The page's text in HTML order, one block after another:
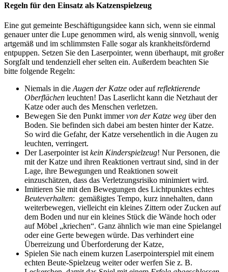
Regeln für den Einsatz als Katzenspielzeug
Eine gut gemeinte Beschäftigungsidee kann sich, wenn sie einmal
genauer unter die Lupe genommen wird, als wenig sinnvoll, wenig
artgemäß und im schlimmsten Falle sogar als krankheitsfördernd
entpuppen. Setzen Sie den Laserpointer, wenn überhaupt, mit großer
Sorgfalt und tendenziell eher selten ein. Außerdem beachten Sie
bitte folgende Regeln:
Niemals in die Augen der Katze oder aufreflektierende
Oberflächen leuchten! Das Laserlicht kann die Netzhaut der
Katze oder auch des Menschen verletzen.
Bewegen Sie den Punkt immervon der Katze weg über den
Boden. Sie befinden sich dabei am besten hinter der Katze.
So wird die Gefahr, der Katze versehentlich in die Augen zu
leuchten, verringert.
Der Laserpointer ist kein Kinderspielzeug! Nur Personen, die
mit der Katze und ihren Reaktionen vertraut sind, sind in der
Lage, ihre Bewegungen und Reaktionen soweit
einzuschätzen, dass das Verletzungsrisiko minimiert wird.
Imitieren Sie mit den Bewegungen des Lichtpunktes echtes
Beuteverhalten: gemäßigtes Tempo, kurz innehalten, dann
weiterbewegen, vielleicht ein kleines Zittern oder Zucken auf
dem Boden und nur ein kleines Stück die Wände hoch oder
auf Möbel „kriechen“. Ganz ähnlich wie man eine Spielangel
oder eine Gerte bewegen würde. Das verhindert eine
Überreizung und Überforderung der Katze,
Spielen Sie nach einem kurzen Laserpointerspiel mit einem
echten Beute-Spielzeug weiter oder werfen Sie z. B.